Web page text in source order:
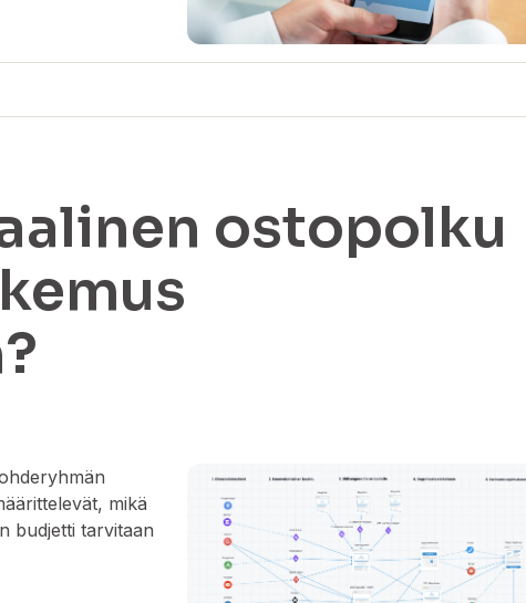
ostopolku
mikä
budjetti tarvitaan